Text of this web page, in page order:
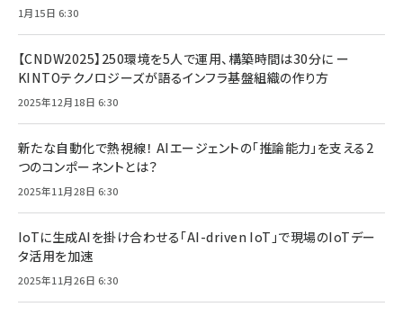
1月15日 6:30
【CNDW2025】250環境を5人で運用、構築時間は30分に ー
KINTOテクノロジーズが語るインフラ基盤組織の作り方
2025年12月18日 6:30
新たな自動化で熱視線！ AIエージェントの「推論能力」を支える2
つのコンポーネントとは？
2025年11月28日 6:30
IoTに生成AIを掛け合わせる「AI-driven IoT」で現場のIoTデー
タ活用を加速
2025年11月26日 6:30